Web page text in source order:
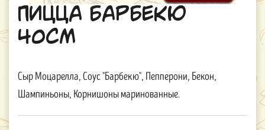
Пицца Барбекю
40см
Сыр Моцарелла, Соус "Барбекю", Пепперони, Бекон,
Шампиньоны, Корнишоны маринованные.